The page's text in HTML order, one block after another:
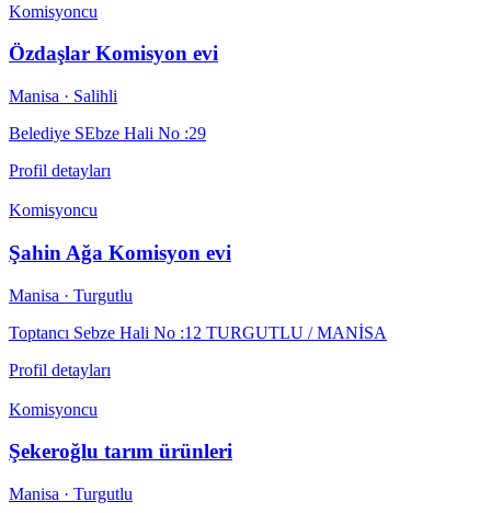
Komisyoncu
Özdaşlar Komisyon evi
Manisa · Salihli
Belediye SEbze Hali No :29
Profil detayları
Komisyoncu
Şahin Ağa Komisyon evi
Manisa · Turgutlu
Toptancı Sebze Hali No :12 TURGUTLU / MANİSA
Profil detayları
Komisyoncu
Şekeroğlu tarım ürünleri
Manisa · Turgutlu